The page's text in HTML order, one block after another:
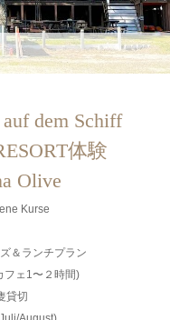
dem Schiff
体験
Olive
Kurse
＆ランチプラン
フェ1〜２時間)
貸切